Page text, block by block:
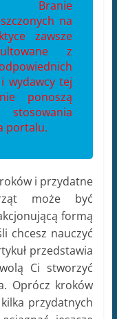
Branie
na
zawsze
z
wydawcy tej
ponoszą
stosowania
portalu.
i przydatne
może być
formą
chcesz nauczyć
przedstawia
Ci stworzyć
Oprócz kroków
przydatnych